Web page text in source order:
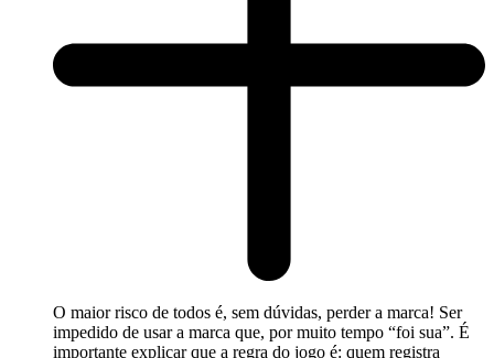
O maior risco de todos é, sem dúvidas, perder a marca! Ser
impedido de usar a marca que, por muito tempo “foi sua”. É
importante explicar que a regra do jogo é: quem registra